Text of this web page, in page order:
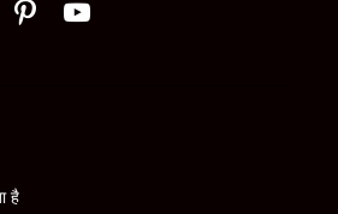
है